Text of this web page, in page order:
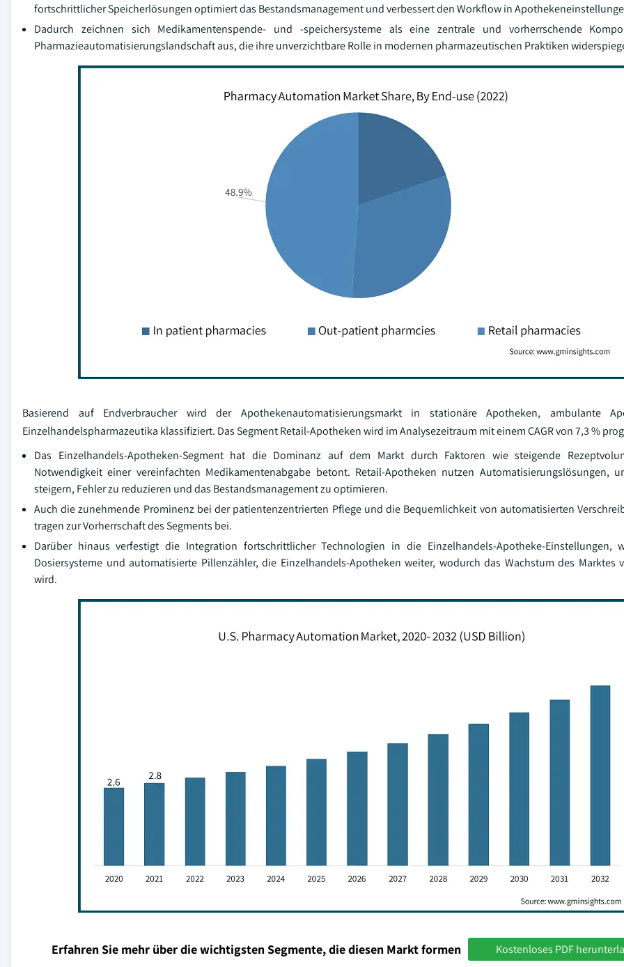
fortschrittlicher Speicherlösungen optimiert das Bestandsmanagement und verbessert den Workflow in
Dadurch zeichnen sich Medikamentenspende- und -speichersysteme als eine zentrale und vorherrschende
Pharmazieautomatisierungslandschaft aus, die ihre unverzichtbare Rolle in modernen pharmazeutischen Praktiken
Basierend auf Endverbraucher wird der Apothekenautomatisierungsmarkt in stationäre Apotheken, ambulante
Einzelhandelspharmazeutika klassifiziert. Das Segment Retail-Apotheken wird im Analysezeitraum mit einem CAGR von 7,3 %
Das Einzelhandels-Apotheken-Segment hat die Dominanz auf dem Markt durch Faktoren wie steigende
Notwendigkeit einer vereinfachten Medikamentenabgabe betont. Retail-Apotheken nutzen Automatisierungslösungen,
steigern, Fehler zu reduzieren und das Bestandsmanagement zu optimieren.
Auch die zunehmende Prominenz bei der patientenzentrierten Pflege und die Bequemlichkeit von automatisierten
tragen zur Vorherrschaft des Segments bei.
Darüber hinaus verfestigt die Integration fortschrittlicher Technologien in die Einzelhandels-Apotheke-Einstellungen,
Dosiersysteme und automatisierte Pillenzähler, die Einzelhandels-Apotheken weiter, wodurch das Wachstum des Marktes
wird.
Erfahren Sie mehr über die wichtigsten Segmente, die diesen Markt formen Kostenloses PDF